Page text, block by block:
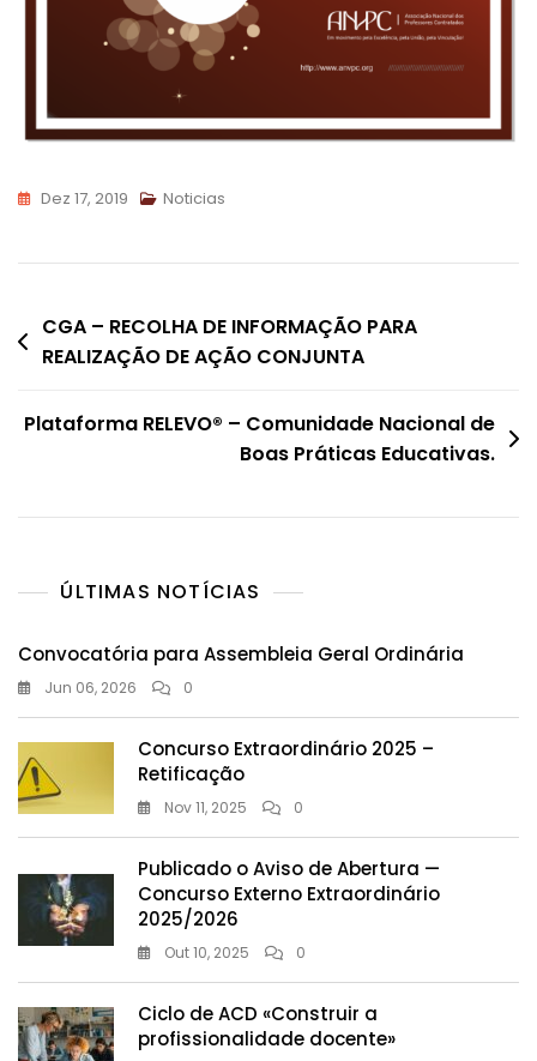
Dez 17, 2019 Noticias
Navegação
de
CGA – RECOLHA DE INFORMAÇÃO PARA
REALIZAÇÃO DE AÇÃO CONJUNTA
Plataforma RELEVO® – Comunidade Nacional de
Boas Práticas Educativas.
ÚLTIMAS NOTÍCIAS
Convocatória para Assembleia Geral Ordinária
Jun 06, 2026 0
Concurso Extraordinário 2025 –
Retificação
Nov 11, 2025 0
Publicado o Aviso de Abertura —
Concurso Externo Extraordinário
2025/2026
Out 10, 2025 0
Ciclo de ACD «Construir a
profissionalidade docente»